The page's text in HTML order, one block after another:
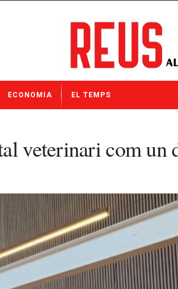
ECONOMIA EL TEMPS
veterinari com un